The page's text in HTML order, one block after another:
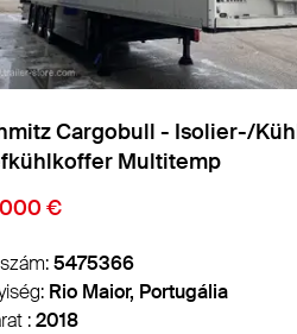
Cargobull - Isolier-/
Standard
€
5459626
Padborg, Dánia
:2018